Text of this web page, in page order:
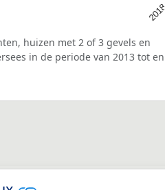
2018
huizen met 2 of 3 gevels en
in de periode van 2013 tot en